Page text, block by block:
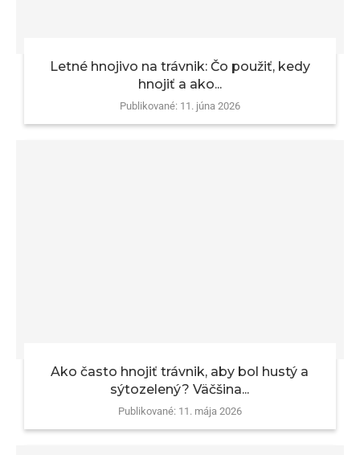
Letné hnojivo na trávnik: Čo použiť, kedy
hnojiť a ako...
Publikované: 11. júna 2026
Ako často hnojiť trávnik, aby bol hustý a
sýtozelený? Väčšina...
Publikované: 11. mája 2026